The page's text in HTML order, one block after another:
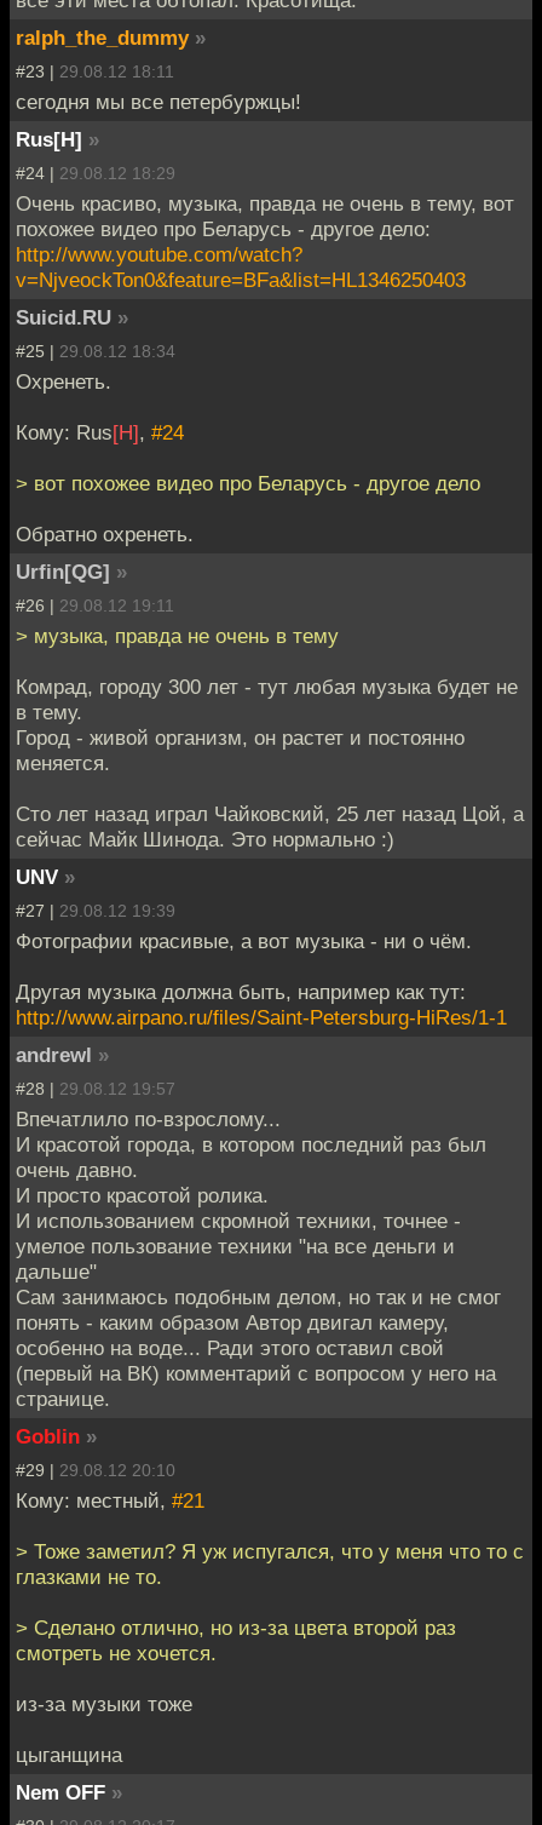
ralph_the_dummy »
#23 | 29.08.12 18:11
сегодня мы все петербуржцы!
Rus[H] »
#24 | 29.08.12 18:29
Очень красиво, музыка, правда не очень в тему, вот
похожее видео про Беларусь - другое дело:
http://www.youtube.com/watch?
v=NjveockTon0&feature=BFa&list=HL1346250403
Suicid.RU »
#25 | 29.08.12 18:34
Охренеть.
Кому: Rus[H], #24
> вот похожее видео про Беларусь - другое дело
Обратно охренеть.
Urfin[QG] »
#26 | 29.08.12 19:11
> музыка, правда не очень в тему
Комрад, городу 300 лет - тут любая музыка будет не
в тему.
Город - живой организм, он растет и постоянно
меняется.
Сто лет назад играл Чайковский, 25 лет назад Цой, а
сейчас Майк Шинода. Это нормально :)
UNV »
#27 | 29.08.12 19:39
Фотографии красивые, а вот музыка - ни о чём.
Другая музыка должна быть, например как тут:
http://www.airpano.ru/files/Saint-Petersburg-HiRes/1-1
andrewl »
#28 | 29.08.12 19:57
Впечатлило по-взрослому...
И красотой города, в котором последний раз был
очень давно.
И просто красотой ролика.
И использованием скромной техники, точнее -
умелое пользование техники "на все деньги и
дальше"
Сам занимаюсь подобным делом, но так и не смог
понять - каким образом Автор двигал камеру,
особенно на воде... Ради этого оставил свой
(первый на ВК) комментарий с вопросом у него на
странице.
Goblin »
#29 | 29.08.12 20:10
Кому: местный, #21
> Тоже заметил? Я уж испугался, что у меня что то с
глазками не то.
> Сделано отлично, но из-за цвета второй раз
смотреть не хочется.
из-за музыки тоже
цыганщина
Nem OFF »